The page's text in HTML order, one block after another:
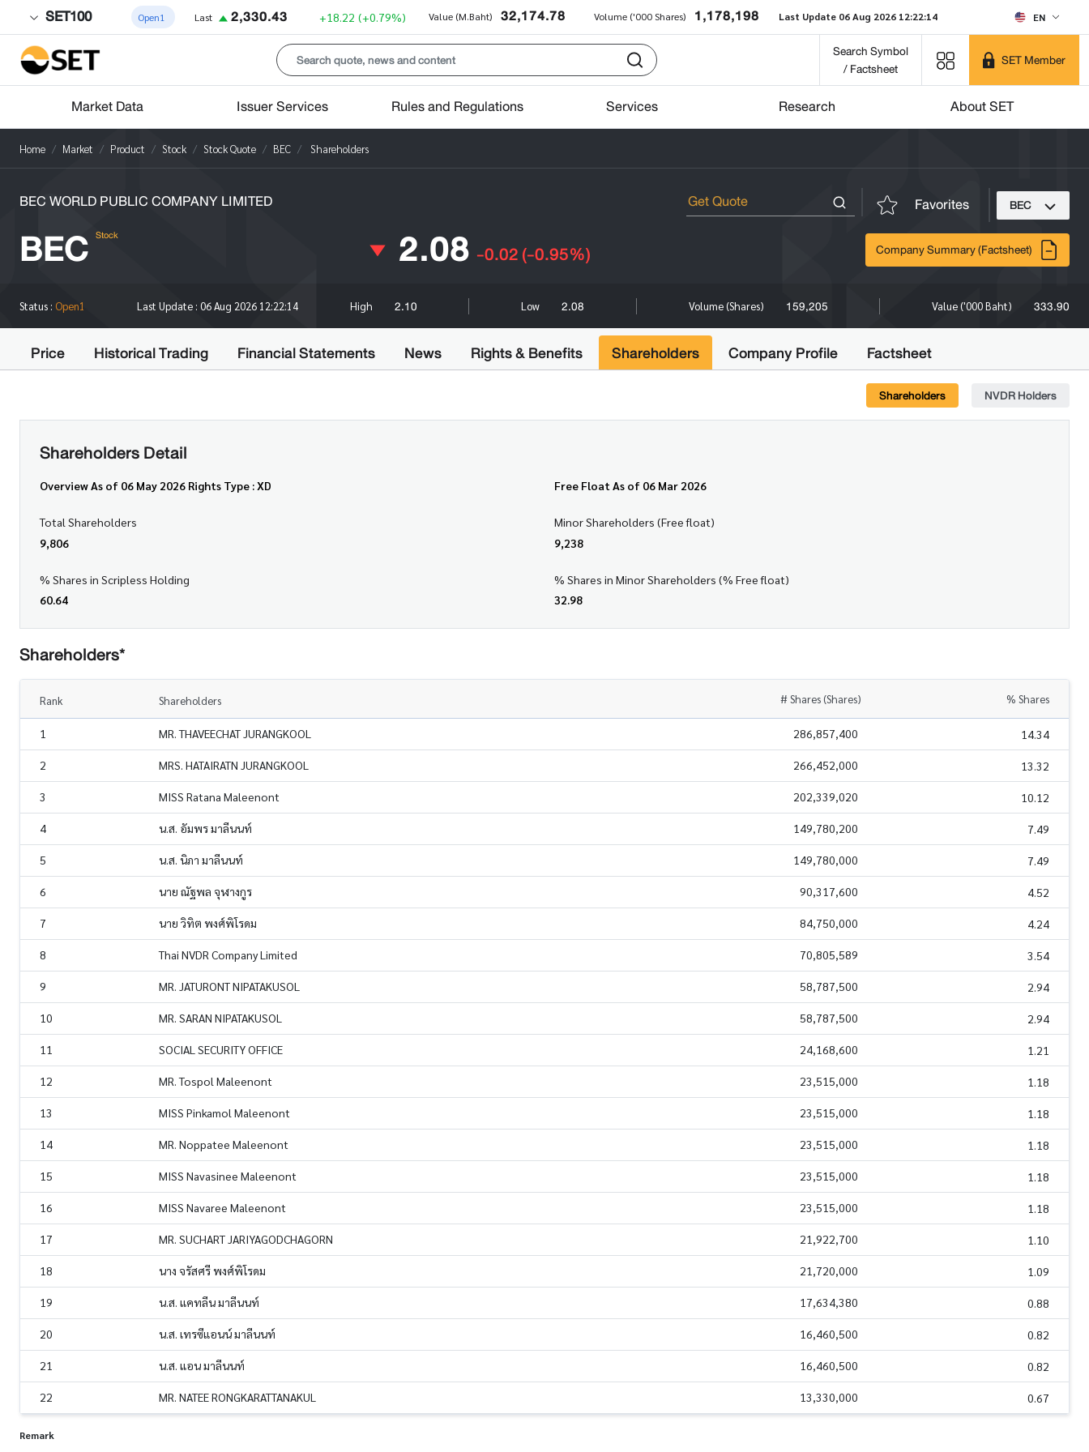
SET100 Open1 Last 2,330.43 +18.22 (+0.79%) Value (M.Baht) 32,174.78 Volume ('000 Shares) 1,178,198 Last Update 06 Aug 2026 12:22:14 EN
Search Symbol
/ Factsheet
SET Member
Market Data Issuer Services Rules and Regulations Services Research About SET
Home Market Product Stock Stock Quote BEC Shareholders
BEC WORLD PUBLIC COMPANY LIMITED Favorites BEC
BEC Stock 2.08 -0.02(-0.95%) Company Summary (Factsheet)
Status : Open1 Last Update : 06 Aug 2026 12:22:14 High 2.10 Low 2.08 Volume (Shares) 159,205 Value ('000 Baht) 333.90
Price Historical Trading Financial Statements News Rights & Benefits Shareholders Company Profile Factsheet
Shareholders NVDR Holders
Shareholders Detail
Overview As of 06 May 2026 Rights Type : XD Free Float As of 06 Mar 2026
Total Shareholders
9,806
Minor Shareholders (Free float)
9,238
% Shares in Scripless Holding
60.64
% Shares in Minor Shareholders (% Free float)
32.98
Shareholders*
Rank Shareholders # Shares (Shares) % Shares
1 MR. THAVEECHAT JURANGKOOL 286,857,400 14.34
2 MRS. HATAIRATN JURANGKOOL 266,452,000 13.32
3 MISS Ratana Maleenont 202,339,020 10.12
4 น.ส. อัมพร มาลีนนท์ 149,780,200 7.49
5 น.ส. นิภา มาลีนนท์ 149,780,000 7.49
6 นาย ณัฐพล จุฬางกูร 90,317,600 4.52
7 นาย วิทิต พงศ์พิโรดม 84,750,000 4.24
8 Thai NVDR Company Limited 70,805,589 3.54
9 MR. JATURONT NIPATAKUSOL 58,787,500 2.94
10 MR. SARAN NIPATAKUSOL 58,787,500 2.94
11 SOCIAL SECURITY OFFICE 24,168,600 1.21
12 MR. Tospol Maleenont 23,515,000 1.18
13 MISS Pinkamol Maleenont 23,515,000 1.18
14 MR. Noppatee Maleenont 23,515,000 1.18
15 MISS Navasinee Maleenont 23,515,000 1.18
16 MISS Navaree Maleenont 23,515,000 1.18
17 MR. SUCHART JARIYAGODCHAGORN 21,922,700 1.10
18 นาง จรัสศรี พงศ์พิโรดม 21,720,000 1.09
19 น.ส. แคทลีน มาลีนนท์ 17,634,380 0.88
20 น.ส. เทรซีแอนน์ มาลีนนท์ 16,460,500 0.82
21 น.ส. แอน มาลีนนท์ 16,460,500 0.82
22 MR. NATEE RONGKARATTANAKUL 13,330,000 0.67
Remark